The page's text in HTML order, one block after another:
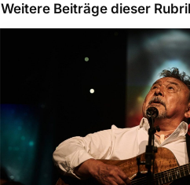
Weitere Beiträge dieser